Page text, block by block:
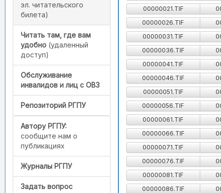
эл. читательского
билета)
Читать там, где вам
удобно (удаленный
доступ)
Обслуживание
инвалидов и лиц с ОВЗ
Репозиторий РГПУ
Автору РГПУ:
сообщите нам о
публикациях
Журналы РГПУ
Задать вопрос
00000021.TIF
00000026.TIF
00000031.TIF
00000036.TIF
00000041.TIF
00000046.TIF
00000051.TIF
00000056.TIF
00000061.TIF
00000066.TIF
00000071.TIF
00000076.TIF
00000081.TIF
00000086.TIF